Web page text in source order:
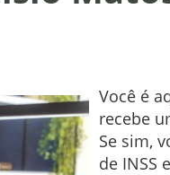
Você é
recebe
Se sim,
de INSS